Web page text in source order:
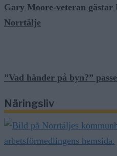
Gary Moore-veteran gästar
Norrtälje
”Vad händer på byn?”
Näringsliv